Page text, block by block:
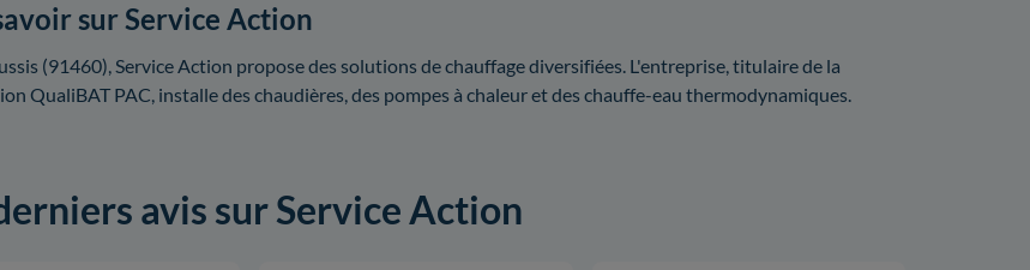
sur Service Action
(91460), Service Action propose des solutions de chauffage diversifiées. L'entreprise, titulaire de la
QualiBAT PAC, installe des chaudières, des pompes à chaleur et des chauffe-eau thermodynamiques.
avis sur Service Action